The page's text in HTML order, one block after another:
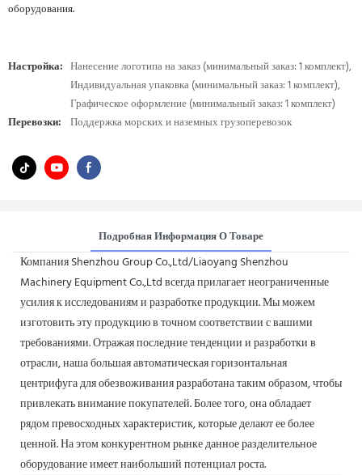
оборудования.
Настройка: Нанесение логотипа на заказ (минимальный заказ: 1 комплект),
Индивидуальная упаковка (минимальный заказ: 1 комплект),
Графическое оформление (минимальный заказ: 1 комплект)
Перевозки: Поддержка морских и наземных грузоперевозок
Подробная Информация О Товаре
Компания Shenzhou Group Co.,Ltd/Liaoyang Shenzhou
Machinery Equipment Co.,Ltd всегда прилагает неограниченные
усилия к исследованиям и разработке продукции. Мы можем
изготовить эту продукцию в точном соответствии с вашими
требованиями. Отражая последние тенденции и разработки в
отрасли, наша большая автоматическая горизонтальная
центрифуга для обезвоживания разработана таким образом, чтобы
привлекать внимание покупателей. Более того, она обладает
рядом превосходных характеристик, которые делают ее более
ценной. На этом конкурентном рынке данное разделительное
оборудование имеет наибольший потенциал роста.